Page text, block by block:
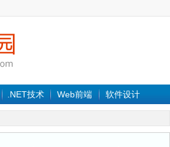
.NET技术 Web前端 软件设计